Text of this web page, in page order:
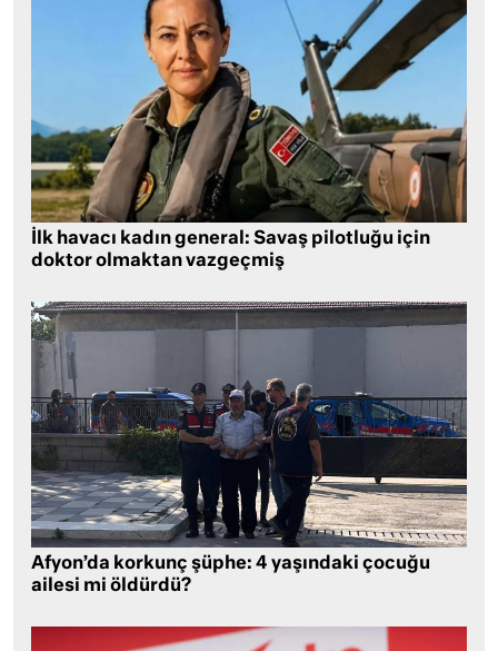
İlk havacı kadın general: Savaş pilotluğu için
doktor olmaktan vazgeçmiş
Afyon’da korkunç şüphe: 4 yaşındaki çocuğu
ailesi mi öldürdü?